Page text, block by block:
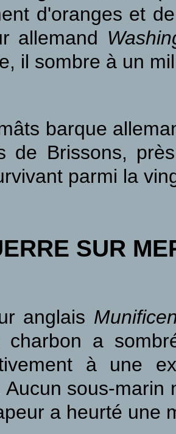
d'oranges et
allemand
il sombre à un
barque
de Brissons,
parmi la
SUR
anglais
charbon a
à une
Aucun sous-
a heurté une